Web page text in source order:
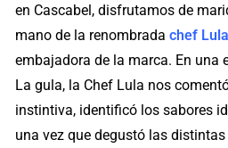
en Cascabel, disfrutamos de
mano de la renombradachef
embajadora de la marca. En una
La gula, la Chef Lula nos
instintiva, identificó los sabores
una vez que degustó las